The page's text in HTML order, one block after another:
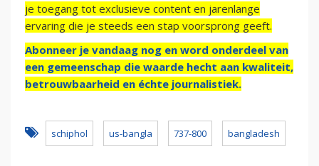
je toegang tot exclusieve content en jarenlange
ervaring die je steeds een stap voorsprong geeft.
Abonneer je vandaag nog en word onderdeel van
een gemeenschap die waarde hecht aan kwaliteit,
betrouwbaarheid en échte journalistiek.
schiphol us-bangla 737-800 bangladesh